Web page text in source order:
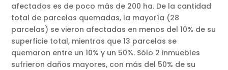
afectados es de poco más de 200 ha. De la cantidad
total de parcelas quemadas, la mayoría (28
parcelas) se vieron afectadas en menos del 10% de su
superficie total, mientras que 13 parcelas se
quemaron entre un 10% y un 50%. Sólo 2 inmuebles
sufrieron daños mayores, con más del 50% de su